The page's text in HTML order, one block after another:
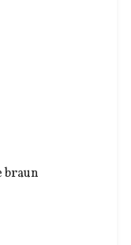
braun